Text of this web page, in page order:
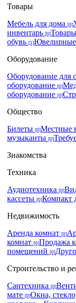
Товары
Мебель для дома [0]
инвентарь [0]
обувь [1]Ювелирные
Оборудование
Оборудование для
оборудование [0]
оборудование [0]
Общество
Билеты [0]Местные
музыканты [0]
Знакомства
Техника
Аудиотехника [0]
кассеты [0]Компакт
Недвижимость
Аренда комнат [0]
комнат [0]Продажа
помещений [0]
Строительство и
Сантехника [0]
мате [0]Окна,